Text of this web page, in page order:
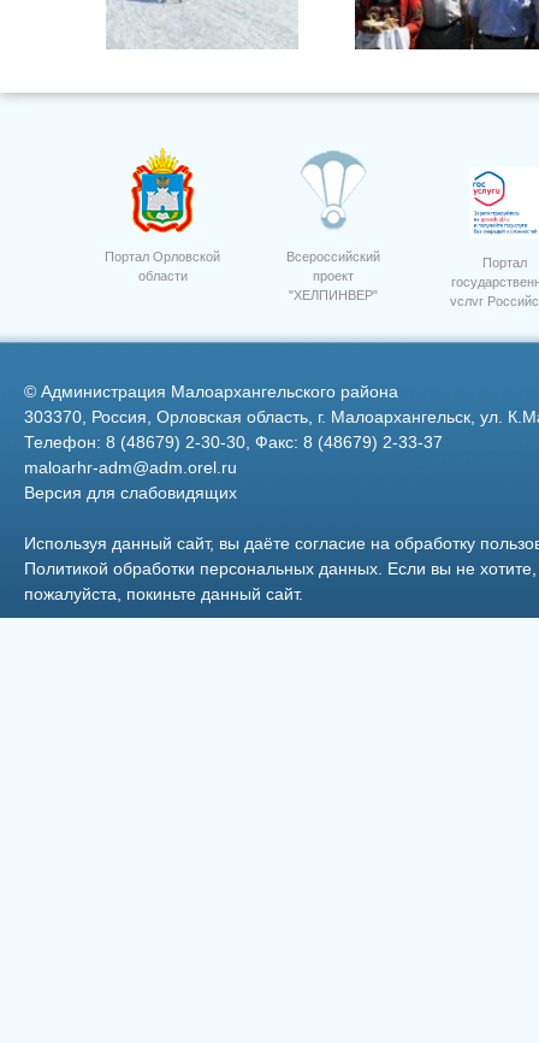
10 Фото 20
Семинар приемка посев 12
Портал Орловской
области
Всероссийский
проект
"ХЕЛПИНВЕР"
Портал
услуг
© Администрация Малоархангельского района
303370, Россия, Орловская область, г. Малоархангельск, ул.
Телефон: 8 (48679) 2-30-30, Факс: 8 (48679) 2-33-37
maloarhr-adm@adm.orel.ru
Версия для слабовидящих
Используя данный сайт, вы даёте согласие на обработку
Политикой обработки персональных данных . Если вы не
пожалуйста, покиньте данный сайт.